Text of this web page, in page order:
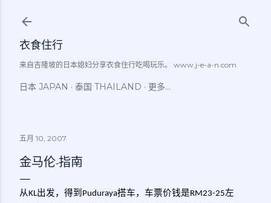
衣食住行
来自吉隆坡的日本媳妇分享衣食住行吃喝玩乐。 www.j-e-a-n.com
日本 JAPAN 泰国 THAILAND 更多…
五月 10, 2007
金马伦-指南
从KL出发，得到 Puduraya搭车，车票价钱是RM23-25左